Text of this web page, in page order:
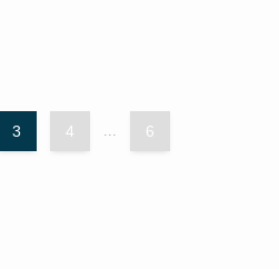
3 4 ... 6